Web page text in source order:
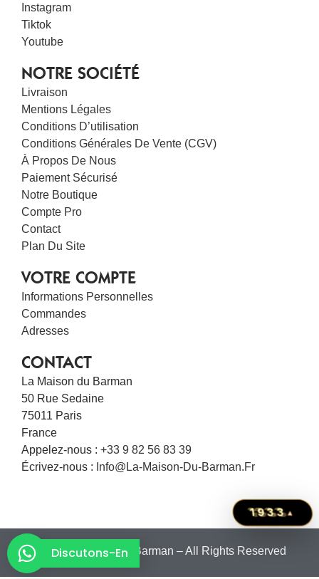
Instagram
Tiktok
Youtube
NOTRE SOCIÉTÉ
Livraison
Mentions Légales
Conditions D’utilisation
Conditions Générales De Vente (CGV)
À Propos De Nous
Paiement Sécurisé
Notre Boutique
Compte Pro
Contact
Plan Du Site
VOTRE COMPTE
Informations Personnelles
Commandes
Adresses
CONTACT
La Maison du Barman
50 Rue Sedaine
75011 Paris
France
Appelez-nous : +33 9 82 56 83 39
Écrivez-nous : Info@la-Maison-Du-Barman.fr
© 2011 – La Maison du Barman – All Rights Reserved
Discutons-En
1933 ▴